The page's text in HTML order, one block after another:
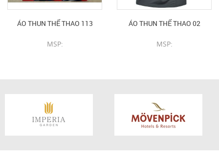
ÁO THUN THỂ THAO 113
MSP:
ÁO THUN THỂ THAO 02
MSP: